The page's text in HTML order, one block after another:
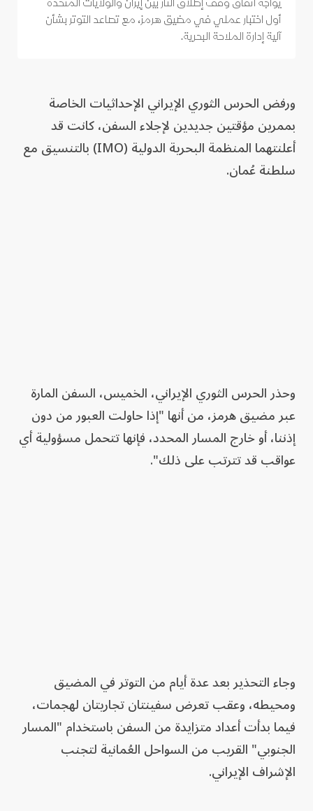
أول اختبار عملي في مضيق هرمز، مع تصاعد التوتر بشأن
آلية إدارة الملاحة البحرية.
ورفض الحرس الثوري الإيراني الإحداثيات الخاصة
بممرين مؤقتين جديدين لإجلاء السفن، كانت قد
أعلنتهما المنظمة البحرية الدولية (IMO) بالتنسيق مع
سلطنة عُمان.
وحذر الحرس الثوري الإيراني، الخميس، السفن المارة
عبر مضيق هرمز، من أنها "إذا حاولت العبور من دون
إذننا، أو خارج المسار المحدد، فإنها تتحمل مسؤولية أي
عواقب قد تترتب على ذلك".
وجاء التحذير بعد عدة أيام من التوتر في المضيق
ومحيطه، وعقب تعرض سفينتان تجاريتان لهجمات،
فيما بدأت أعداد متزايدة من السفن باستخدام "المسار
الجنوبي" القريب من السواحل العُمانية لتجنب
الإشراف الإيراني.